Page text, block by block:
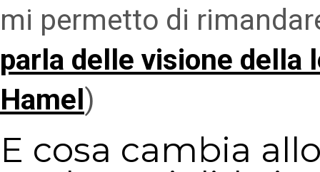
mi permetto di
parla delle visione della
Hamel)
E cosa cambia